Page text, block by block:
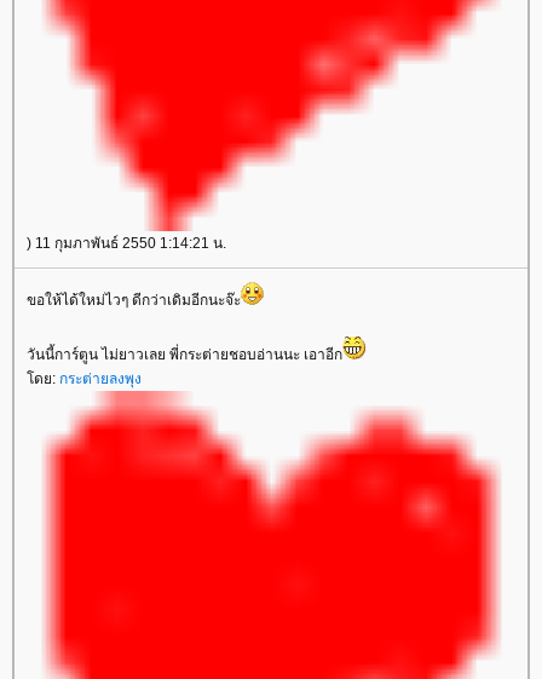
) 11 กุมภาพันธ์ 2550 1:14:21 น.
ขอให้ได้ใหม่ไวๆ ดีกว่าเดิมอีกนะจ๊ะ
วันนี้การ์ตูน ไม่ยาวเลย พี่กระต่ายชอบอ่านนะ เอาอีก
ดย: กระต่ายลงพุง